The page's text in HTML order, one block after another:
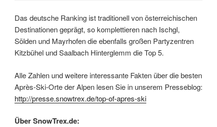
Das deutsche Ranking ist traditionell von österreichischen
Destinationen geprägt, so komplettieren nach Ischgl,
Sölden und Mayrhofen die ebenfalls großen Partyzentren
Kitzbühel und Saalbach Hinterglemm die Top 5.
Alle Zahlen und weitere interessante Fakten über die besten
Après-Ski-Orte der Alpen lesen Sie in unserem Presseblog:
http://presse.snowtrex.de/top-of-apres-ski
Über SnowTrex.de: